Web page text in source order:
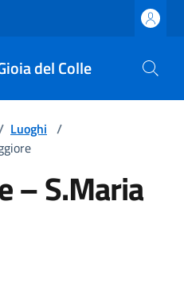
del Colle
Luoghi /
– S.Maria